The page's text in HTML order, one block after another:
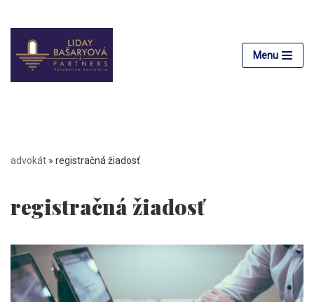
Preskočiť
na
obsah
Menu
advokát » registračná žiadosť
registračná žiadosť